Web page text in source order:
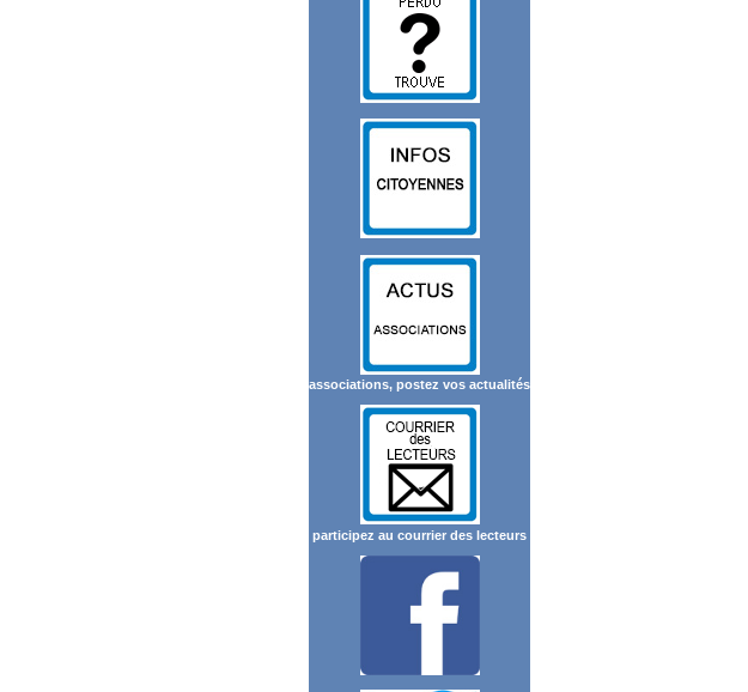
associations, postez vos actualités
participez au courrier des lecteurs